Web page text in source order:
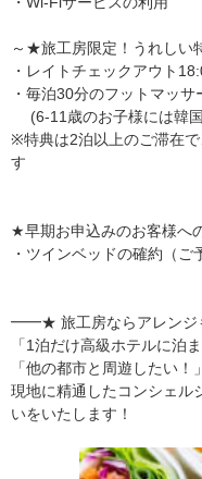
～★旅工房限定！うれしい
・レイトチェックアウト
・毎泊30分のフットマッサ
(6-11歳のお子様には韓
※特典は2泊以上のご滞在
す
★早期お申込みのお客様へ
・ツインベッドの確約（ご
━━★ 旅工房ならアレン
「1泊だけ高級ホテルに泊
「他の都市と周遊したい！
現地に精通したコンシェル
いをいたします！